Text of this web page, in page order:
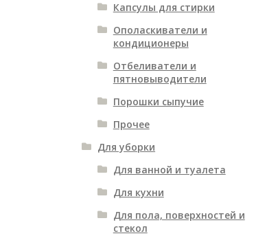
Капсулы для стирки
Ополаскиватели и
кондиционеры
Отбеливатели и
пятновыводители
Порошки сыпучие
Прочее
Для уборки
Для ванной и туалета
Для кухни
Для пола, поверхностей и
стекол